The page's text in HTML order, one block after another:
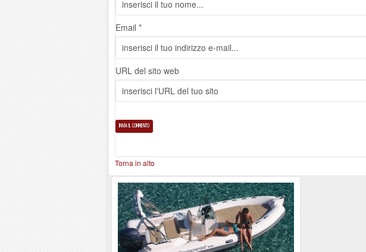
Email *
URL del sito web
Torna in alto